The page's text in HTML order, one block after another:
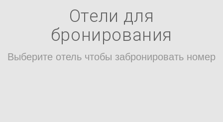
Отели для
бронирования
Выберите отель чтобы забронировать номер